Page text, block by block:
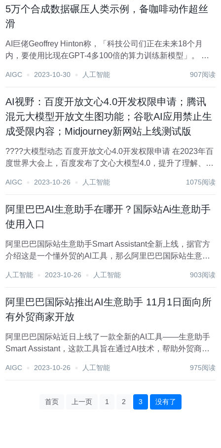
5万个合成数据碾压人类示例，备咖啡动作超丝
滑
AI巨佬Geoffrey Hinton称，「科技公司们正在未来18个月
内，要使用比现在GPT-4多100倍的算力训练新模型」。 更
高的要求。 但是，更多的高质量数据该从何来？ 英伟达高级
AIGC 2023-10-30 人工智能 907阅读
AI视野：百度开放文心4.0开发权限申请；腾讯
混元大模型开放文生图功能；谷歌AI应用禁止生
成受限内容；Midjourney新网站上线测试版
????大模型动态 百度开放文心4.0开发权限申请 在2023年百
度世界大会上，百度发布了文心大模型4.0，提升了理解、生
ERNIE Bot SDK 开发与接入该模型的应用。 申请地
AIGC 2023-10-26 人工智能 1075阅读
阿里巴巴AI生意助手在哪开？国际站Ai生意助手
使用入口
阿里巴巴国际站生意助手Smart Assistant全新上线，据官方
介绍这是一个懂外贸的Al工具，那么阿里巴巴国际站生意助
意助手介绍。 阿里巴巴国际站生意助手 Ai生意助手集国际站
人工智能 2023-10-26 人工智能 903阅读
阿里巴巴国际站推出AI生意助手 11月1日面向所
有外贸商家开放
阿里巴巴国际站近日上线了一款全新的AI工具——生意助手
Smart Assistant，这款工具旨在通过AI技术，帮助外贸商家
Assistant具有以下特点: 依托阿里巴巴国际站24年的数字外
AIGC 2023-10-26 人工智能 975阅读
首页 上一页 1 2 3 没有了